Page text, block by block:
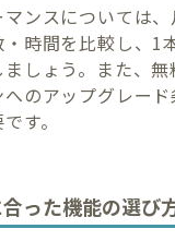
ンスについては
時間を比較し、1
しょう。また、
のアップグレー
す。
った機能の選び